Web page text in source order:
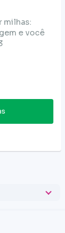
milhas:
e você